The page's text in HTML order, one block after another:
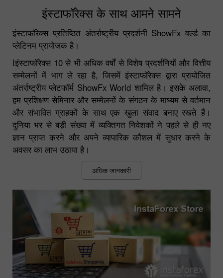
इंस्टाफॉरेक्स के साथ आमने सामने
इंस्टाफॉरेक्स प्रतिष्ठित अंतर्राष्ट्रीय प्रदर्शनी ShowFx वर्ल्ड का
प्लेटिनम प्रायोजक है।
Iइंस्टाफॉरेक्स 10 से भी अधिक वर्षों से विशेष प्रदर्शनियों और वित्तीय
सम्मेलनों में भाग ले रहा है, जिसमें इंस्टाफॉरेक्स द्वारा प्रायोजित
अंतर्राष्ट्रीय प्लेटफॉर्म ShowFx World शामिल है। इसके अलावा,
हम प्रशिक्षण सेमिनार और सम्मेलनों के संगठन के माध्यम से वर्तमान
और संभावित ग्राहकों के साथ एक खुला संवाद बनाए रखते हैं।
दुनिया भर से बड़ी संख्या में व्यक्तिगत निवेशकों ने पहले से ही नए
ज्ञान प्राप्त करने और अपने व्यापारिक कौशल में सुधार करने के
अवसर का लाभ उठाया है।
अधिक जानकारी